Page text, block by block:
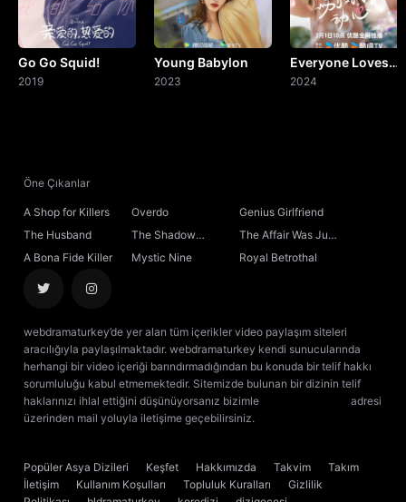
19. Bölüm
20. Bölüm
23. Bölüm
24. Bölüm
Go Go Squid!
2019
Young Babylon
2023
Everyone Loves
Me
2024
Öne Çıkanlar
A Shop for Killers Overdo
Genius Girlfriend
The Husband
The Shadow
Sovereign
The Affair Was Just
the Beginning
A Bona Fide Killer Mystic Nine Royal Betrothal
webdramaturkey’de yer alan tüm içerikler video paylaşım siteleri
aracılığıyla paylaşılmaktadır. webdramaturkey kendi sunucularında
herhangi bir video içeriği barındırmadığından bu konuda bir telif hakkı
sorumluluğu kabul etmemektedir. Sitemizde bulunan bir dizinin telif
haklarınızı ihlal ettiğini düşünüyorsanız bizimle
adresi
üzerinden mail yoluyla iletişime geçebilirsiniz.
Popüler Asya Dizileri Keşfet Hakkımızda Takvim
Takım
İletişim
Kullanım Koşulları Topluluk Kuralları
Gizlilik